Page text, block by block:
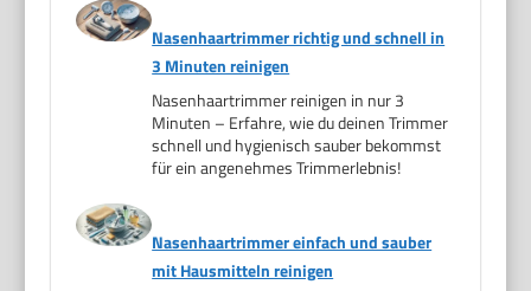
Nasenhaartrimmer richtig und schnell in
3 Minuten reinigen
Nasenhaartrimmer reinigen in nur 3
Minuten – Erfahre, wie du deinen Trimmer
schnell und hygienisch sauber bekommst
für ein angenehmes Trimmerlebnis!
Nasenhaartrimmer einfach und sauber
mit Hausmitteln reinigen